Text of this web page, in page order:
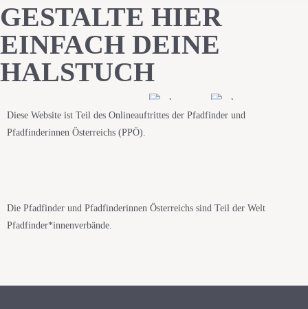
GESTALTE HIER
EINFACH DEINE
HALSTUCH
Diese Website ist Teil des Onlineauftrittes der Pfadfinder und
Pfadfinderinnen Österreichs (PPÖ).
Die Pfadfinder und Pfadfinderinnen Österreichs sind Teil der Welt
Pfadfinder*innenverbände.